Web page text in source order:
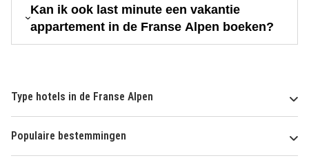
Kan ik ook last minute een vakantie
appartement in de Franse Alpen boeken?
Type hotels in de Franse Alpen
Populaire bestemmingen